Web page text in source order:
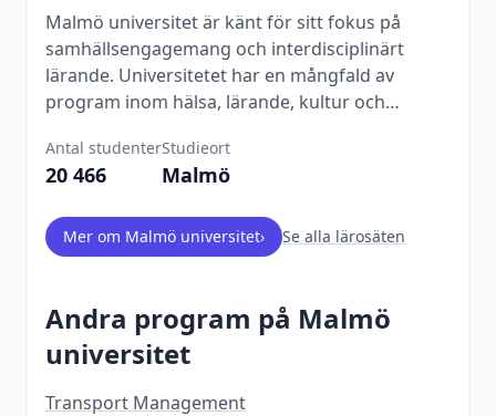
Malmö universitet är känt för sitt fokus på
samhällsengagemang och interdisciplinärt
lärande. Universitetet har en mångfald av
program inom hälsa, lärande, kultur och
Antal studenter
20 466
Studieort
Malmö
Mer om Malmö universitet› Se alla lärosäten
Andra program på Malmö
universitet
Transport Management